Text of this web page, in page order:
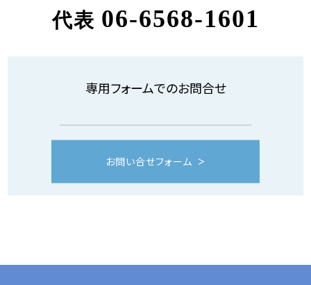
代表 06-6568-1601
専用フォームでのお問合せ
お問い合せフォーム